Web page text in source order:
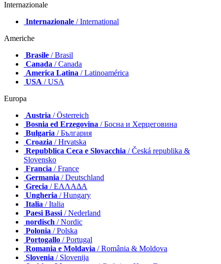
Internazionale
Internazionale / International
Americhe
Brasile / Brasil
Canada / Canada
America Latina / Latinoamérica
USA / USA
Europa
Austria / Österreich
Bosnia ed Erzegovina / Босна и Херцеговина
Bulgaria / България
Croazia / Hrvatska
Repubblica Ceca e Slovacchia / Česká republika &
Slovensko
Francia / France
Germania / Deutschland
Grecia / ΕΛΛΑΔΑ
Ungheria / Hungary
Italia / Italia
Paesi Bassi/ Nederland
nordisch / Nordic
Polonia / Polska
Portogallo / Portugal
Romania e Moldavia / România & Moldova
Slovenia / Slovenija